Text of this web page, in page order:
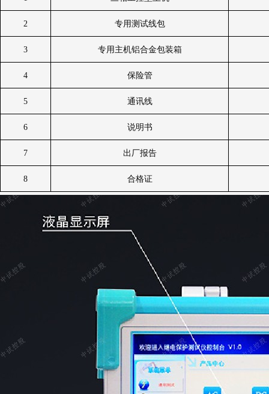
2 专用测试线包
3 专用主机铝合金包装箱
4 保险管
5 通讯线
6 说明书
7 出厂报告
8 合格证